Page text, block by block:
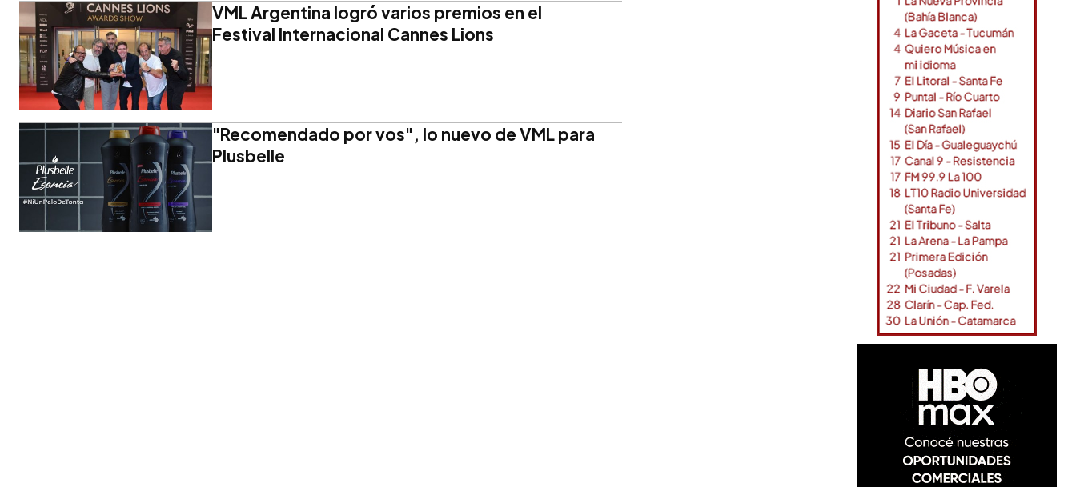
VML Argentina logró varios premios en el
Festival Internacional Cannes Lions
"Recomendado por vos", lo nuevo de VML para
Plusbelle